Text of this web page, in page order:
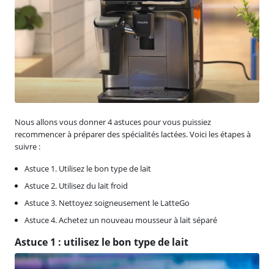
Nous allons vous donner 4 astuces pour vous puissiez
recommencer à préparer des spécialités lactées. Voici les étapes à
suivre :
Astuce 1. Utilisez le bon type de lait
Astuce 2. Utilisez du lait froid
Astuce 3. Nettoyez soigneusement le LatteGo
Astuce 4. Achetez un nouveau mousseur à lait séparé
Astuce 1 : utilisez le bon type de lait